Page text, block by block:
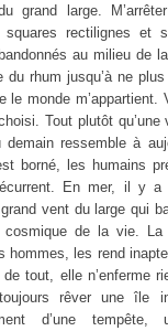
grand large.
rectilignes et
au milieu de
du rhum jusqu’à ne
le monde m’appartient.
Tout plutôt qu’une
ressemble à
borné, les humains
En mer, il y a
vent du large qui
cosmique de la vie. La
hommes, les rend
de tout, elle n’enferme
rêver une île
d’une tempête,